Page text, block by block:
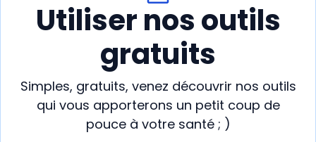
Utiliser nos outils
gratuits
Simples, gratuits, venez découvrir nos outils
qui vous apporterons un petit coup de
pouce à votre santé ; )